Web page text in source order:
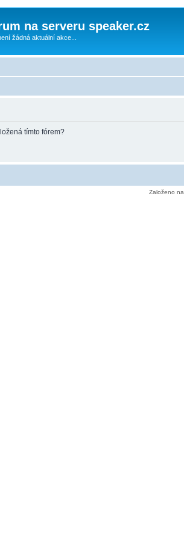
na serveru speaker.cz
žádná aktuální akce...
tímto fórem?
Založeno na